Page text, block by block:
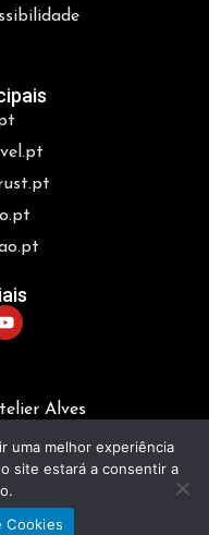
Alves
uma melhor experiência
site estará a consentir a
Cookies